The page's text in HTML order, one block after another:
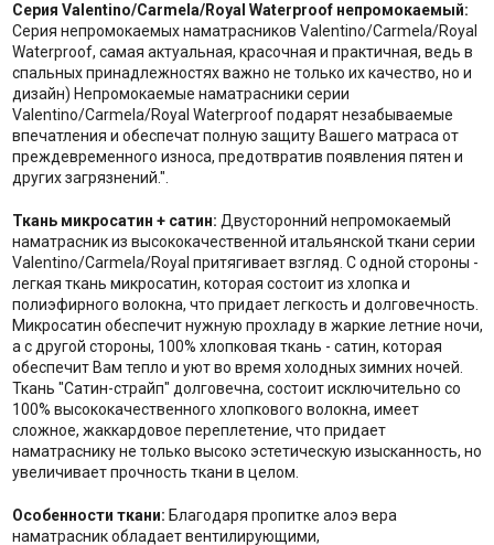
Серия Valentino/Carmela/Royal Waterproof непромокаемый:
Серия непромокаемых наматрасников Valentino/Carmela/Royal
Waterproof, самая актуальная, красочная и практичная, ведь в
спальных принадлежностях важно не только их качество, но и
дизайн) Непромокаемые наматрасники серии
Valentino/Carmela/Royal Waterproof подарят незабываемые
впечатления и обеспечат полную защиту Вашего матраса от
преждевременного износа, предотвратив появления пятен и
других загрязнений.".
Ткань микросатин + сатин: Двусторонний непромокаемый
наматрасник из высококачественной итальянской ткани серии
Valentino/Carmela/Royal притягивает взгляд. С одной стороны -
легкая ткань микросатин, которая состоит из хлопка и
полиэфирного волокна, что придает легкость и долговечность.
Микросатин обеспечит нужную прохладу в жаркие летние ночи,
а с другой стороны, 100% хлопковая ткань - сатин, которая
обеспечит Вам тепло и уют во время холодных зимних ночей.
Ткань "Сатин-страйп" долговечна, состоит исключительно со
100% высококачественного хлопкового волокна, имеет
сложное, жаккардовое переплетение, что придает
наматраснику не только высоко эстетическую изысканность, но
увеличивает прочность ткани в целом.
Особенности ткани: Благодаря пропитке алоэ вера
наматрасник обладает вентилирующими,